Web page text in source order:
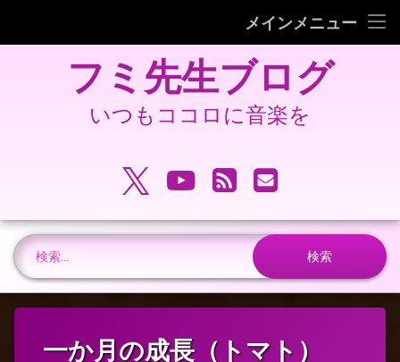
メインメニュー
旧 フミ先生ブログ
旧 フミピアノ教室ホームページ
プ
フミ先生ブログ
いつもココロに音楽を
X.comYouTube
RSS メールアドレ
検索:
一か月の成長（トマト）